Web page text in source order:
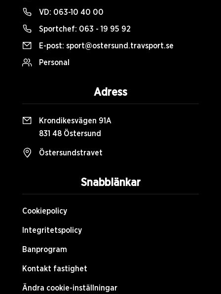
Snabblänkar
Cookiepolicy
Integritetspolicy
Banprogram
Kontakt fastighet
Ändra cookie-inställningar
VD: 063-10 40 00
Sportchef: 063 - 19 95 92
E-post: sport@ostersund.travsport.se
Personal
Adress
Krondikesvägen 91A
831 48 Östersund
Östersundstravet